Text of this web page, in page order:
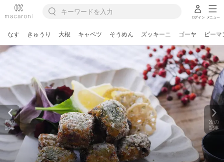
ログイン メニュー
なす きゅうり 大根 キャベツ そうめん ズッキーニ ゴーヤ ピーマ
前の
記事
次の
記事